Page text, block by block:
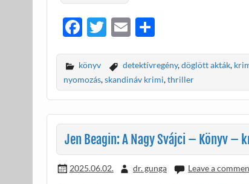
F
e
b
o
o
k
T
itt
er
E
ail za
m
e
g
könyv detektívregény,döglött akták,
nyomozás,skandináv krimi,thriller
Jen Beagin: A Nagy Svájci – Könyv –
2025.06.02. dr. gunga Leave a